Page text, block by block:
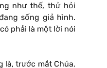
như thế, thử hỏi
sống giả hình.
phải là một lời nói
trước mắt Chúa,